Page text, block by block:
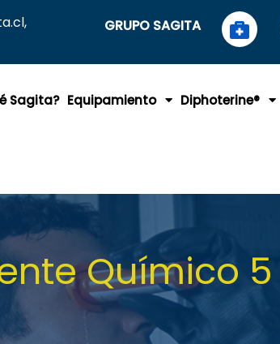
GRUPO SAGITA
Sagita? Equipamiento Diphoterine®
Químico